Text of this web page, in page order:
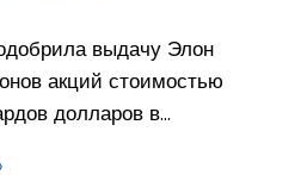
выдачу Элон
акций стоимостью
долларов в…